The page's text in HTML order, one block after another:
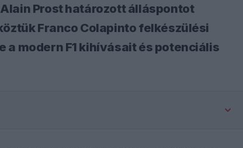
Prost határozott álláspontot
Franco Colapinto felkészülési
modern F1 kihívásait és potenciális